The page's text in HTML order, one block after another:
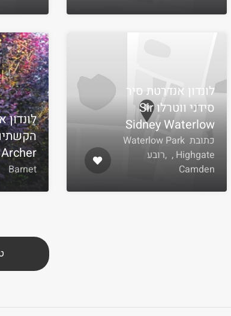
לונדון אנדרטת סיר
סידני ווטרלו Sir
Sidney Waterlow
כתובת Waterlow Park
, Highgate ,רובע
Camden
Archer
Barnet